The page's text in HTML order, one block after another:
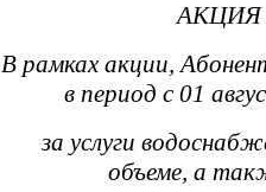
АКЦИЯ
В рамках акции,
в период с 01
за услуги
объеме, а